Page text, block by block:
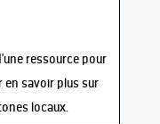
ressource pour
en savoir plus sur
locaux.